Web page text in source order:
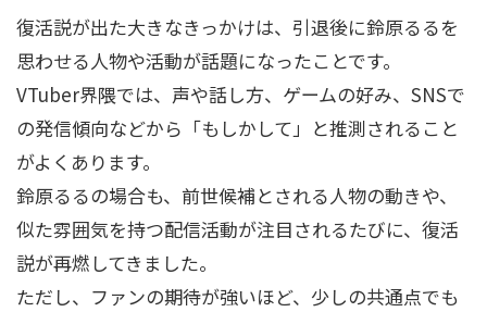
復活説が出た大きなきっかけは、引退後に鈴原るるを
思わせる人物や活動が話題になったことです。
VTuber界隈では、声や話し方、ゲームの好み、SNSで
の発信傾向などから「もしかして」と推測されること
がよくあります。
鈴原るるの場合も、前世候補とされる人物の動きや、
似た雰囲気を持つ配信活動が注目されるたびに、復活
説が再燃してきました。
ただし、ファンの期待が強いほど、少しの共通点でも